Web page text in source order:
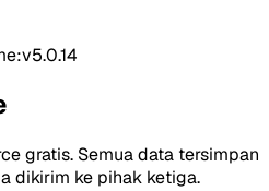
gratis. Semua data tersimpan
dikirim ke pihak ketiga.